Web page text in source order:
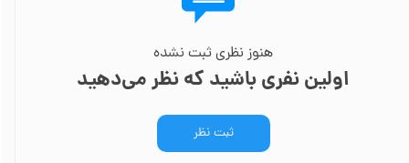
هنوز نظری ثبت نشده
اولین نفری باشید که نظر می‌دهید
ثبت نظر